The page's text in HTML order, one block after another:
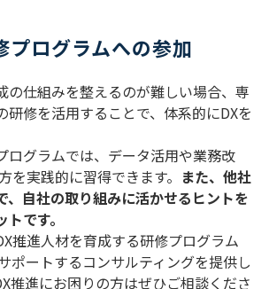
プログラムへの参加
の仕組みを整えるのが難しい場合、専
研修を活用することで、体系的にDXを
ログラムでは、データ活用や業務改
を実践的に習得できます。 また、他社
、自社の取り組みに活かせるヒントを
です。
推進人材を育成する研修プログラム
ポートするコンサルティングを提供し
推進にお困りの方はぜひご相談くださ